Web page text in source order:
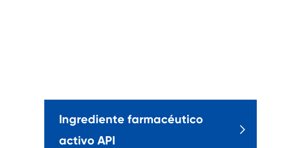
Ingrediente farmacéutico
activo API
